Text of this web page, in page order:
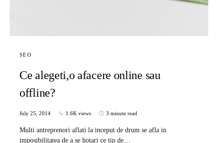
SEO
Ce alegeti,o afacere online sau
offline?
July 25, 2014 1.6K views 3 minute read
Multi antreprenori aflati la inceput de drum se afla in
imposibilitatea de a se hotari ce tip de…